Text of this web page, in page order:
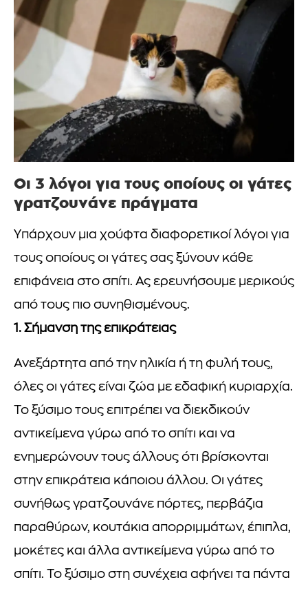
Οι 3 λόγοι για τους οποίους οι γάτες
γρατζουνάνε πράγματα
Υπάρχουν μια χούφτα διαφορετικοί λόγοι για
τους οποίους οι γάτες σας ξύνουν κάθε
επιφάνεια στο σπίτι. Ας ερευνήσουμε μερικούς
από τους πιο συνηθισμένους.
1. Σήμανση της επικράτειας
Ανεξάρτητα από την ηλικία ή τη φυλή τους,
όλες οι γάτες είναι ζώα με εδαφική κυριαρχία.
Το ξύσιμο τους επιτρέπει να διεκδικούν
αντικείμενα γύρω από το σπίτι και να
ενημερώνουν τους άλλους ότι βρίσκονται
στην επικράτεια κάποιου άλλου. Οι γάτες
συνήθως γρατζουνάνε πόρτες, περβάζια
παραθύρων, κουτάκια απορριμμάτων, έπιπλα,
μοκέτες και άλλα αντικείμενα γύρω από το
σπίτι. Το ξύσιμο στη συνέχεια αφήνει τα πάντα